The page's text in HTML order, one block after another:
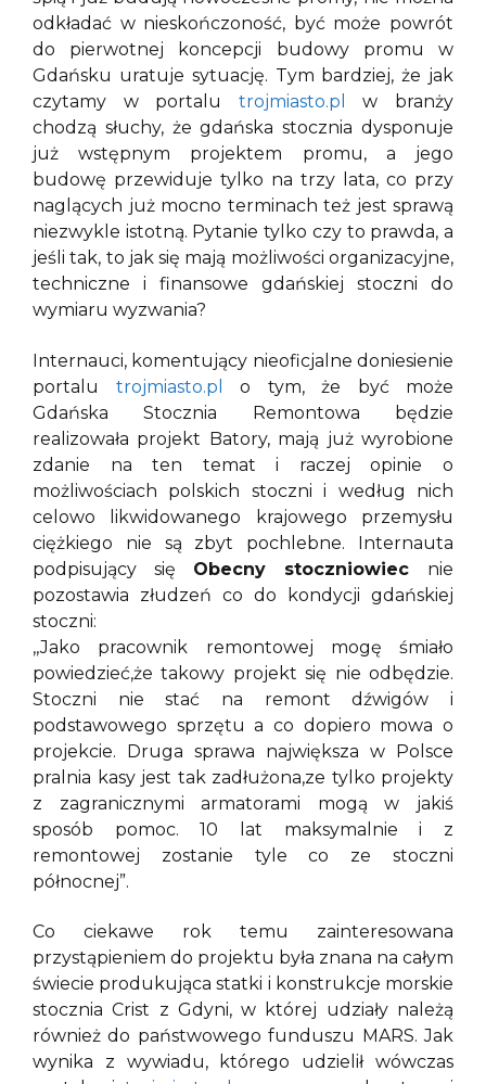
odkładać w nieskończoność, być może powrót
do pierwotnej koncepcji budowy promu w
Gdańsku uratuje sytuację. Tym bardziej, że jak
czytamy w portalu trojmiasto.pl
w branży
chodzą słuchy, że gdańska stocznia dysponuje
już wstępnym projektem promu, a jego
budowę przewiduje tylko na trzy lata, co przy
naglących już mocno terminach też jest sprawą
niezwykle istotną. Pytanie tylko czy to prawda, a
jeśli tak, to jak się mają możliwości organizacyjne,
techniczne i finansowe gdańskiej stoczni do
wymiaru wyzwania?
Internauci, komentujący nieoficjalne doniesienie
portalu trojmiasto.pl
o tym, że być może
Gdańska Stocznia Remontowa będzie
realizowała projekt Batory, mają już wyrobione
zdanie na ten temat i raczej opinie o
możliwościach polskich stoczni i według nich
celowo likwidowanego krajowego przemysłu
ciężkiego nie są zbyt pochlebne. Internauta
podpisujący się Obecny stoczniowiec nie
pozostawia złudzeń co do kondycji gdańskiej
stoczni:
,,Jako pracownik remontowej mogę śmiało
powiedzieć,że takowy projekt się nie odbędzie.
Stoczni nie stać na remont dźwigów i
podstawowego sprzętu a co dopiero mowa o
projekcie. Druga sprawa największa w Polsce
pralnia kasy jest tak zadłużona,ze tylko projekty
z zagranicznymi armatorami mogą w jakiś
sposób pomoc. 10 lat maksymalnie i z
remontowej zostanie tyle co ze stoczni
północnej”.
Co ciekawe rok temu zainteresowana
przystąpieniem do projektu była znana na całym
świecie produkująca statki i konstrukcje morskie
stocznia Crist z Gdyni, w której udziały należą
również do państwowego funduszu MARS. Jak
wynika z wywiadu, którego udzielił wówczas